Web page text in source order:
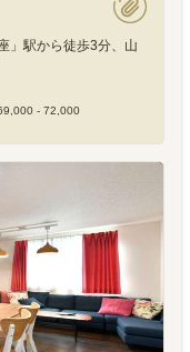
」駅から徒歩3分、山
- 72,000